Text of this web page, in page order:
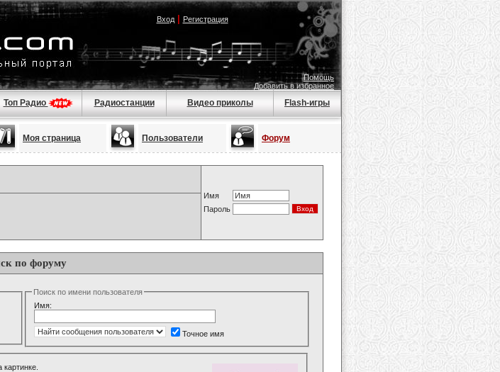
Вход| Регистрация
Помощь
Добавить в избранное
Топ Радио Радиостанции Видео приколы Flash-игры
Моя страница Пользователи Форум
Имя
Пароль
по форуму
Поиск по имени пользователя
Имя:
Точное имя